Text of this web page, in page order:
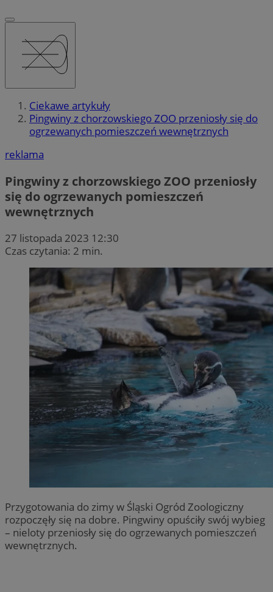
Ciekawe artykuły
Pingwiny z chorzowskiego ZOO przeniosły się do
ogrzewanych pomieszczeń wewnętrznych
reklama
Pingwiny z chorzowskiego ZOO przeniosły
się do ogrzewanych pomieszczeń
wewnętrznych
27 listopada 2023 12:30
Czas czytania: 2 min.
Przygotowania do zimy w Śląski Ogród Zoologiczny
rozpoczęły się na dobre. Pingwiny opuściły swój wybieg
– nieloty przeniosły się do ogrzewanych pomieszczeń
wewnętrznych.